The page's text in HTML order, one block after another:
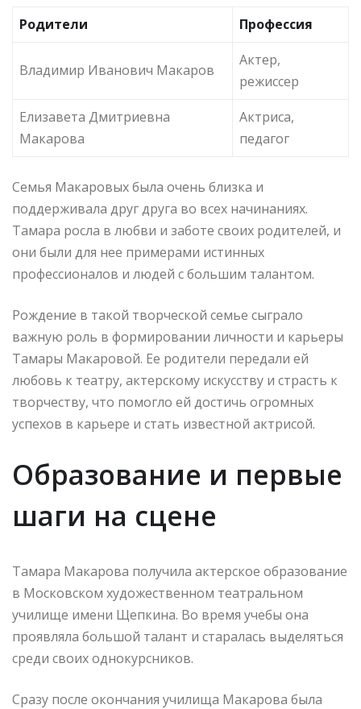
Родители Профессия
Владимир Иванович Макаров
Актер,
режиссер
Елизавета Дмитриевна
Макарова
Актриса,
педагог
Семья Макаровых была очень близка и
поддерживала друг друга во всех начинаниях.
Тамара росла в любви и заботе своих родителей, и
они были для нее примерами истинных
профессионалов и людей с большим талантом.
Рождение в такой творческой семье сыграло
важную роль в формировании личности и карьеры
Тамары Макаровой. Ее родители передали ей
любовь к театру, актерскому искусству и страсть к
творчеству, что помогло ей достичь огромных
успехов в карьере и стать известной актрисой.
Образование и первые
шаги на сцене
Тамара Макарова получила актерское образование
в Московском художественном театральном
училище имени Щепкина. Во время учебы она
проявляла большой талант и старалась выделяться
среди своих однокурсников.
Сразу после окончания училища Макарова была